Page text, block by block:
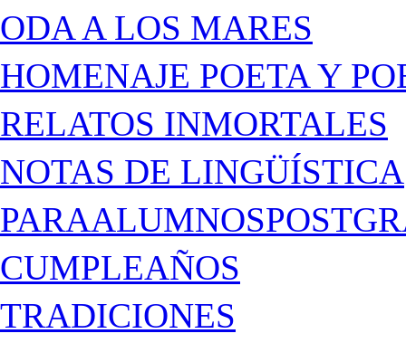
ODA A LOS MARES
HOMENAJE POETA Y
RELATOS INMORTALES
NOTAS DE LINGÜÍSTICA
CUMPLEAÑOS
TRADICIONES